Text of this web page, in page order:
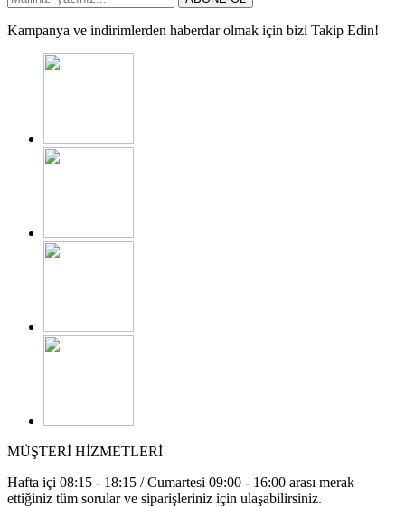
Kampanya ve indirimlerden haberdar olmak için bizi Takip Edin!
MÜŞTERİ HİZMETLERİ
Hafta içi 08:15 - 18:15 / Cumartesi 09:00 - 16:00 arası merak
ettiğiniz tüm sorular ve siparişleriniz için ulaşabilirsiniz.